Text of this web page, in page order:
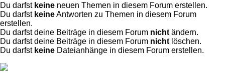
Du darfst keine neuen Themen in diesem Forum erstellen.
Du darfst keineAntworten zu Themen in diesem Forum
erstellen.
Du darfst deine Beiträge in diesem Forum nicht ändern.
Du darfst deine Beiträge in diesem Forum nicht löschen.
Du darfst keine Dateianhänge in diesem Forum erstellen.